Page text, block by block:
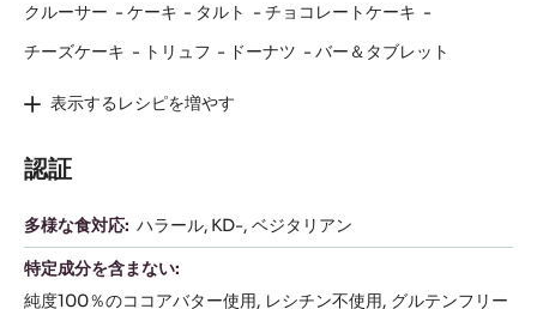
クルーサー
ケーキ タルト
チョコレートケーキ
チーズケーキ
トリュフ ドーナツ バー＆タブレット
表示するレシピを増やす
認証
多様な食対応: ハラール KD- ベジタリアン
特定成分を含まない:
純度100％のココアバター使用 レシチン不使用 グルテンフリー